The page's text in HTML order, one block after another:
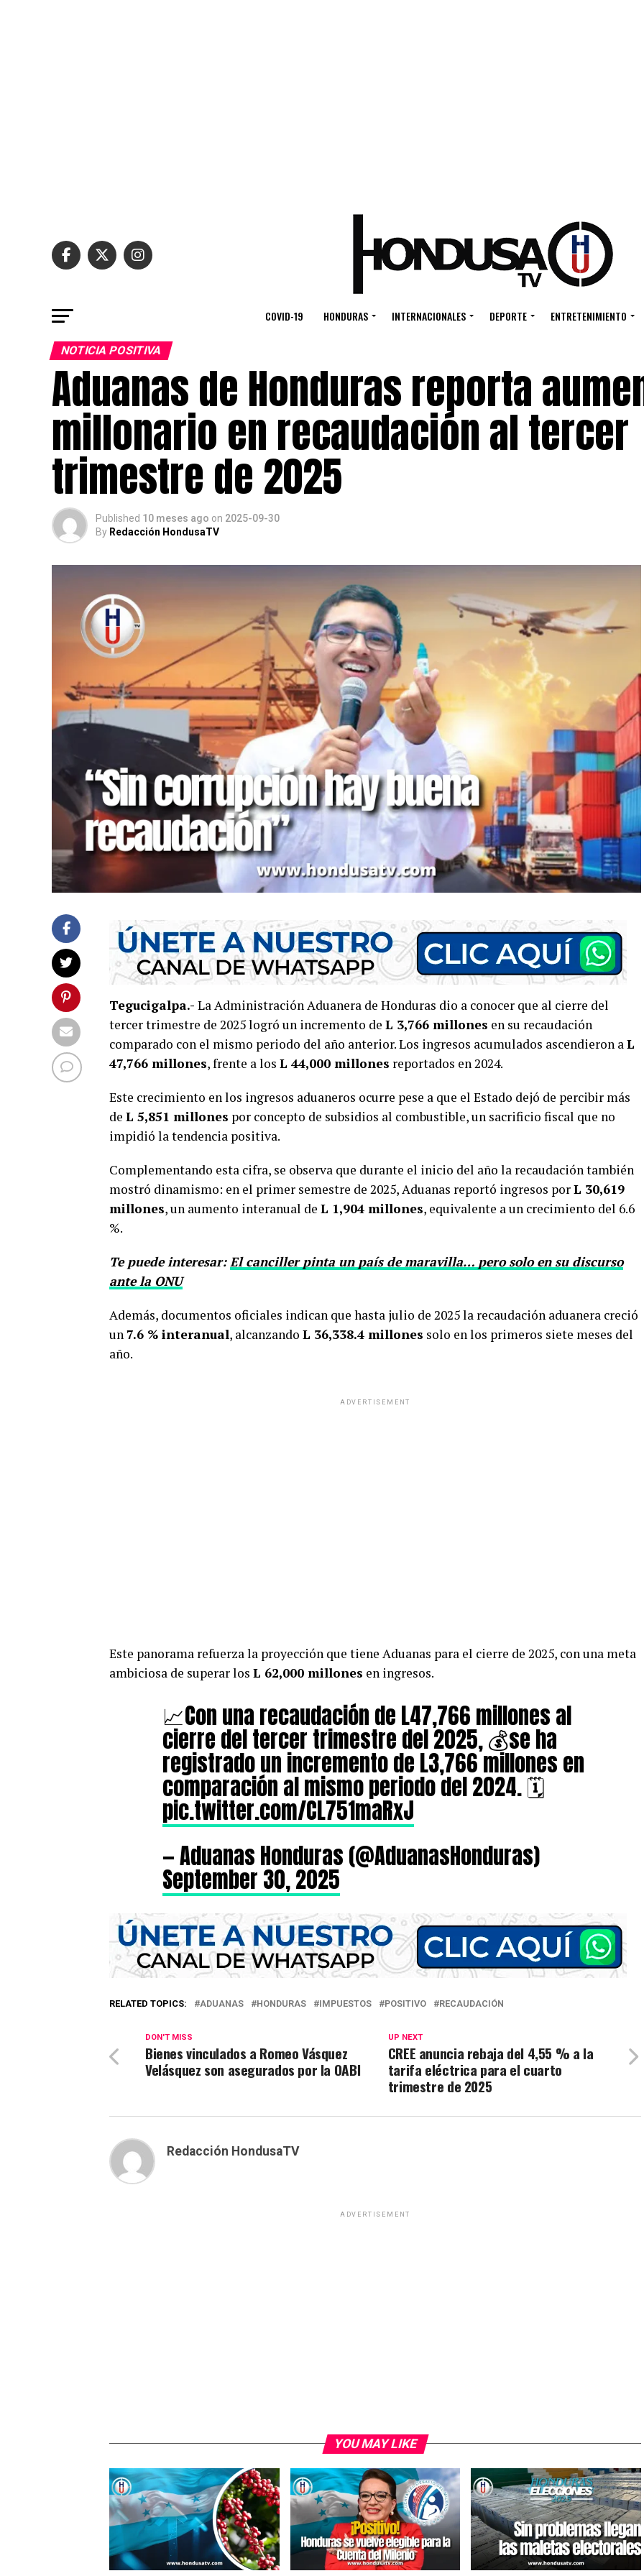
COVID-19 HONDURAS INTERNACIONALES DEPORTE ENTRETENIMIENTO
NOTICIA POSITIVA
Aduanas de Honduras reporta
millonario en recaudación al tercer
trimestre de 2025
Published 10 meses ago on 2025-09-30
By Redacción HondusaTV
Tegucigalpa.- La Administración Aduanera de Honduras dio a conocer que al cierre del
tercer trimestre de 2025 logró un incremento de L 3,766 millones en su recaudación
comparado con el mismo periodo del año anterior. Los ingresos acumulados ascendieron a L
47,766 millones, frente a los L 44,000 millones reportados en 2024.
Este crecimiento en los ingresos aduaneros ocurre pese a que el Estado dejó de percibir más
de L 5,851 millones por concepto de subsidios al combustible, un sacrificio fiscal que no
impidió la tendencia positiva.
Complementando esta cifra, se observa que durante el inicio del año la recaudación también
mostró dinamismo: en el primer semestre de 2025, Aduanas reportó ingresos porL 30,619
millones, un aumento interanual de L 1,904 millones, equivalente a un crecimiento del 6.6
%.
Te puede interesar: El canciller pinta un país de maravilla… pero solo en su discurso
ante la ONU
Además, documentos oficiales indican que hasta julio de 2025 la recaudación aduanera creció
un 7.6 % interanual, alcanzando L 36,338.4 millones solo en los primeros siete meses del
año.
ADVERTISEMENT
Este panorama refuerza la proyección que tiene Aduanas para el cierre de 2025, con una meta
ambiciosa de superar los L 62,000 millones en ingresos.
📈Con una recaudación de L47,766 millones al
cierre del tercer trimestre del 2025, 💰se ha
registrado un incremento de L3,766 millones en
comparación al mismo periodo del 2024. 🗓️
pic.twitter.com/CL751maRxJ
— Aduanas Honduras (@AduanasHonduras)
September 30, 2025
RELATED TOPICS: ADUANAS HONDURAS IMPUESTOS POSITIVO RECAUDACIÓN
UP NEXT
CREE anuncia rebaja del 4,55 % a la
tarifa eléctrica para el cuarto
trimestre de 2025
DON'T MISS
Bienes vinculados a Romeo Vásquez
Velásquez son asegurados por la OABI
Redacción HondusaTV
ADVERTISEMENT
YOU MAY LIKE